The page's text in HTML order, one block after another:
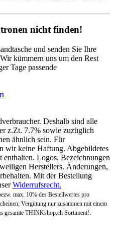
nicht finden!
und senden Sie Ihre
kümmern uns um den Rest
Tage passende
Deshalb sind alle
z.Zt. 7.7% sowie zuzüglich
ähnlich sein. Für
wir keine Haftung. Abgebildetes
Logos, Bezeichnungen
Herstellers. Änderungen,
Mit der Bestellung
Widerrufsrecht.
max. 10% des Bestellwertes pro
Vergütung nur zusammen mit einem
gesamte THINKshop.ch Sortiment!.